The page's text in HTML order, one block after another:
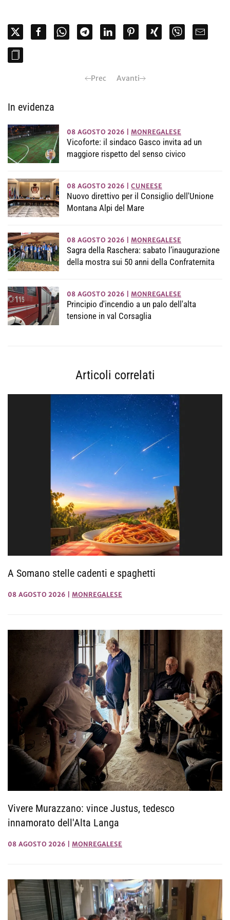
Prec Avanti
In evidenza
08 AGOSTO 2026 MONREGALESE
Vicoforte: il sindaco Gasco invita ad un
maggiore rispetto del senso civico
08 AGOSTO 2026 CUNEESE
Nuovo direttivo per il Consiglio dell'Unione
Montana Alpi del Mare
08 AGOSTO 2026 MONREGALESE
Sagra della Raschera: sabato l’inaugurazione
della mostra sui 50 anni della Confraternita
08 AGOSTO 2026 MONREGALESE
Principio d'incendio a un palo dell'alta
tensione in val Corsaglia
Articoli correlati
A Somano stelle cadenti e spaghetti
08 AGOSTO 2026 MONREGALESE
Vivere Murazzano: vince Justus, tedesco
innamorato dell'Alta Langa
08 AGOSTO 2026 MONREGALESE